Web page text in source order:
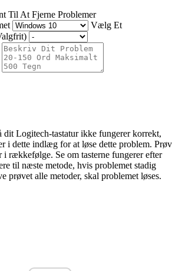
Til At Fjerne Problemer
Vælg Et
dit Logitech-tastatur ikke fungerer korrekt,
i dette indlæg for at løse dette problem. Prøv
i rækkefølge. Se om tasterne fungerer efter
til næste metode, hvis problemet stadig
prøvet alle metoder, skal problemet løses.